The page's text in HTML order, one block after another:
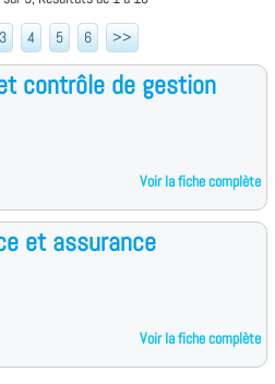
4 5 6 >>
contrôle de gestion
Voir la fiche complète
et assurance
Voir la fiche complète